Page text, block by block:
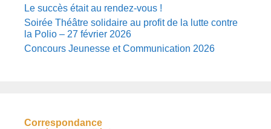
Le succès était au rendez-vous !
Soirée Théâtre solidaire au profit de la lutte contre
la Polio – 27 février 2026
Concours Jeunesse et Communication 2026
Correspondance